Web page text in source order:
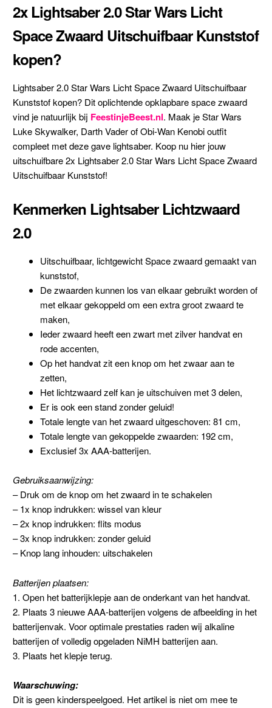
2x Lightsaber 2.0 Star Wars Licht
Space Zwaard Uitschuifbaar Kunststof
kopen?
Lightsaber 2.0 Star Wars Licht Space Zwaard Uitschuifbaar
Kunststof kopen? Dit oplichtende opklapbare space zwaard
vind je natuurlijk bij FeestinjeBeest.nl. Maak je Star Wars
Luke Skywalker, Darth Vader of Obi-Wan Kenobi outfit
compleet met deze gave lightsaber. Koop nu hier jouw
uitschuifbare 2x Lightsaber 2.0 Star Wars Licht Space Zwaard
Uitschuifbaar Kunststof!
Kenmerken Lightsaber Lichtzwaard
2.0
Uitschuifbaar, lichtgewicht Space zwaard gemaakt van
kunststof,
De zwaarden kunnen los van elkaar gebruikt worden of
met elkaar gekoppeld om een extra groot zwaard te
maken,
Ieder zwaard heeft een zwart met zilver handvat en
rode accenten,
Op het handvat zit een knop om het zwaar aan te
zetten,
Het lichtzwaard zelf kan je uitschuiven met 3 delen,
Er is ook een stand zonder geluid!
Totale lengte van het zwaard uitgeschoven: 81 cm,
Totale lengte van gekoppelde zwaarden: 192 cm,
Exclusief 3x AAA-batterijen.
Gebruiksaanwijzing:
– Druk om de knop om het zwaard in te schakelen
– 1x knop indrukken: wissel van kleur
– 2x knop indrukken: flits modus
– 3x knop indrukken: zonder geluid
– Knop lang inhouden: uitschakelen
Batterijen plaatsen:
1. Open het batterijklepje aan de onderkant van het handvat.
2. Plaats 3 nieuwe AAA-batterijen volgens de afbeelding in het
batterijenvak. Voor optimale prestaties raden wij alkaline
batterijen of volledig opgeladen NiMH batterijen aan.
3. Plaats het klepje terug.
Waarschuwing:
Dit is geen kinderspeelgoed. Het artikel is niet om mee te